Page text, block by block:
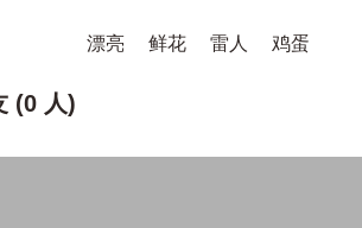
漂亮 鲜花 雷人 鸡蛋
(0 人)